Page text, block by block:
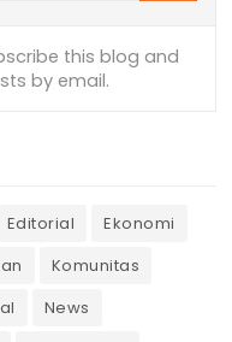
Editorial
Ekonomi
Komunitas
News